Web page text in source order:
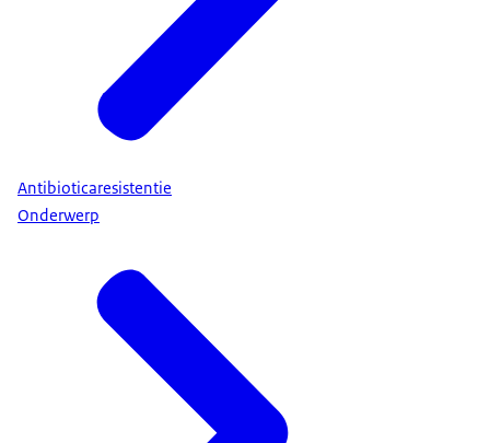
Antibioticaresistentie
Onderwerp